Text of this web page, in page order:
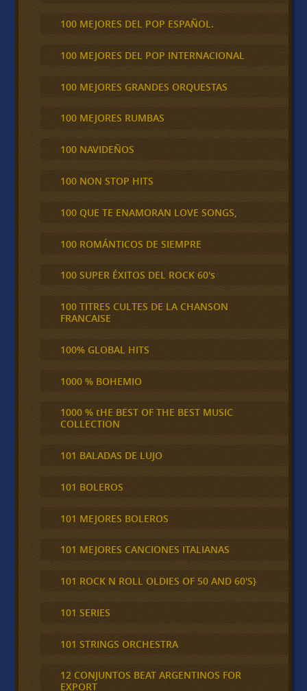
100 MEJORES DEL POP ESPAÑOL.
100 MEJORES DEL POP INTERNACIONAL
100 MEJORES GRANDES ORQUESTAS
100 MEJORES RUMBAS
100 NAVIDEÑOS
100 NON STOP HITS
100 QUE TE ENAMORAN LOVE SONGS,
100 ROMÁNTICOS DE SIEMPRE
100 SUPER ÉXITOS DEL ROCK 60's
100 TITRES CULTES DE LA CHANSON
FRANCAISE
100% GLOBAL HITS
1000 % BOHEMIO
1000 % tHE BEST OF THE BEST MUSIC
COLLECTION
101 BALADAS DE LUJO
101 BOLEROS
101 MEJORES BOLEROS
101 MEJORES CANCIONES ITALIANAS
101 ROCK N ROLL OLDIES OF 50 AND 60'S}
101 SERIES
101 STRINGS ORCHESTRA
12 CONJUNTOS BEAT ARGENTINOS FOR
EXPORT